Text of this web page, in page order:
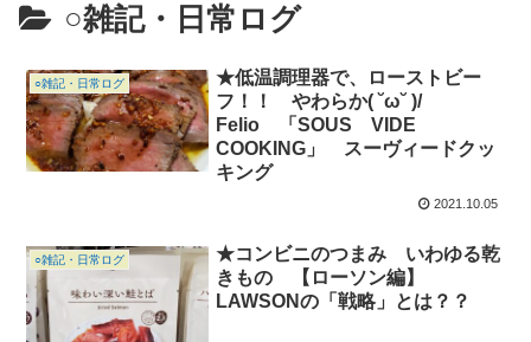
○雑記・日常ログ
○雑記・日常ログ
★低温調理器で、ローストビー
フ！！ やわらか( ˘ω˘ )/
Felio 「SOUS VIDE
COOKING」 スーヴィードクッ
キング
2021.10.05
○雑記・日常ログ
★コンビニのつまみ いわゆる乾
きもの 【ローソン編】
LAWSONの「戦略」とは？？